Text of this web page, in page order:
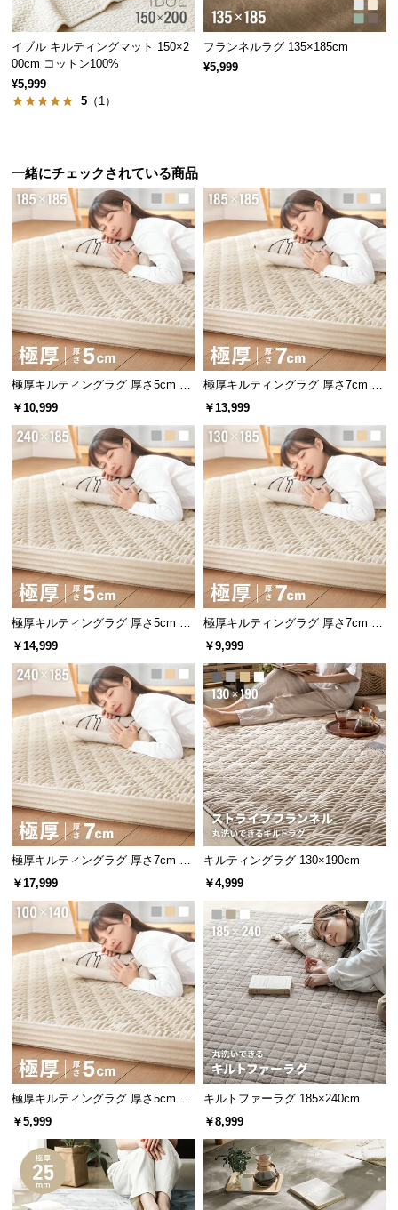
業
情
報
o.,
イブル キルティングマット 150×2
00cm コットン100%
¥5,999
5 （1）
フランネルラグ 135×185cm
¥5,999
一緒にチェックされている商品
極厚キルティングラグ 厚さ5cm 18
5×185cm
￥10,999
極厚キルティングラグ 厚さ7cm 18
5×185cm
￥13,999
極厚キルティングラグ 厚さ5cm 24
0×185cm
￥14,999
極厚キルティングラグ 厚さ7cm 13
0×185cm
￥9,999
極厚キルティングラグ 厚さ7cm 24
0×185cm
￥17,999
キルティングラグ 130×190cm
￥4,999
極厚キルティングラグ 厚さ5cm 10
0×140cm
￥5,999
キルトファーラグ 185×240cm
￥8,999